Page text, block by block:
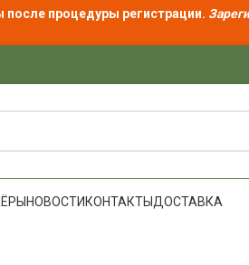
после процедуры регистрации.
НОВОСТИКОНТАКТЫДОСТАВКА